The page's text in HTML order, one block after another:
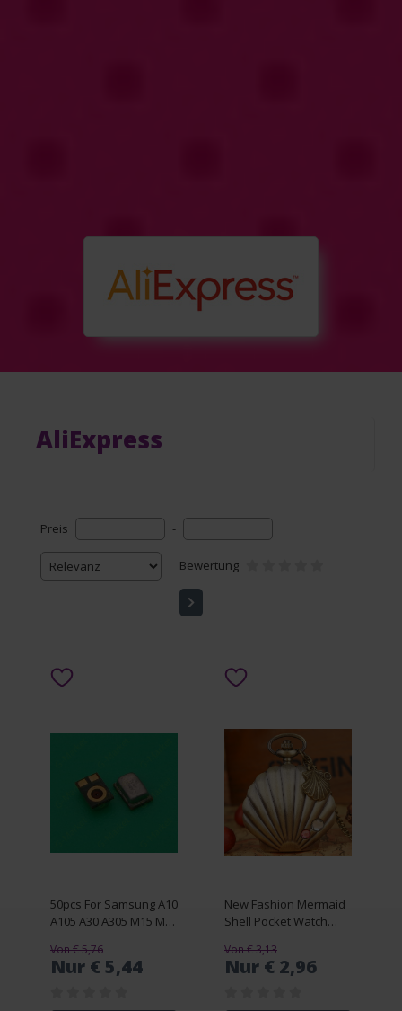
AliExpress
Preis -
Bewertung
50pcs For Samsung A10
A105 A30 A305 M15 M16
A10s A107F A107 MIC
Speaker Microphone
Von € 5,76
Nur € 5,44
New Fashion Mermaid
Shell Pocket Watch
Scallop Case Crystal
Pendant Necklace
Accessory
Von € 3,13
Nur € 2,96